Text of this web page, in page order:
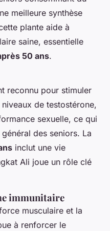
meilleure synthèse
plante aide à
saine, essentielle
50 ans.
reconnu pour stimuler
de testostérone,
sexuelle, ce qui
des seniors. La
inclut une vie
Ali joue un rôle clé
immunitaire
musculaire et la
à renforcer le